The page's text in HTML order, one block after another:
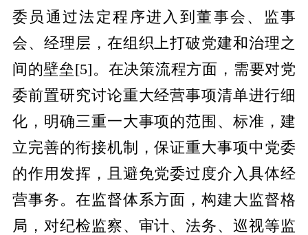
委员通过法定程序进入到董事会、监事
会、经理层，在组织上打破党建和治理之
间的壁垒[5]。在决策流程方面，需要对党
委前置研究讨论重大经营事项清单进行细
化，明确三重一大事项的范围、标准，建
立完善的衔接机制，保证重大事项中党委
的作用发挥，且避免党委过度介入具体经
营事务。在监督体系方面，构建大监督格
局，对纪检监察、审计、法务、巡视等监